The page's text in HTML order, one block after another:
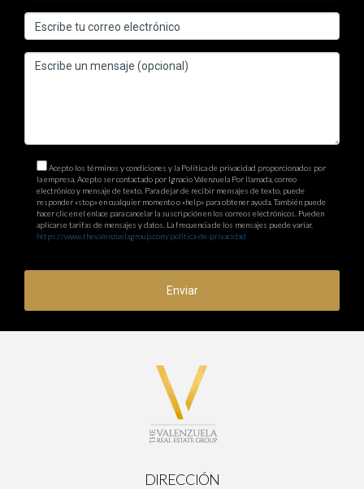
Acepto los términos y condiciones y la Política de privacidad proporcionados por
la empresa. Acepto ser contactado por Ignacio Valenzuela Por llamada, correo
electrónico y mensaje de texto. Para dejar de recibir mensajes de texto, puede
responder «stop» en cualquier momento o «help» para obtener ayuda. También puede
hacer clic en el enlace para cancelar la suscripción en los correos electrónicos. Pueden
aplicarse tarifas de mensajes y datos. La frecuencia de los mensajes puede variar.
https://www.thevalenzuelagroup.com/politica-de-privacidad
Enviar
DIRECCIÓN